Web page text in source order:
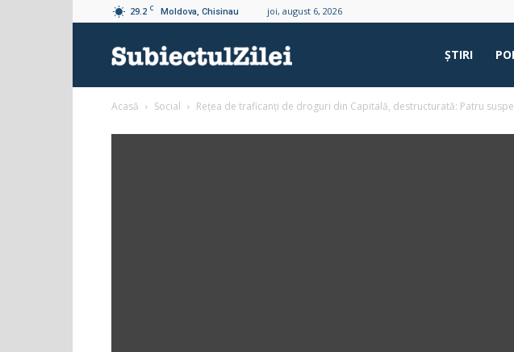
29.2 C Moldova, Chisinau joi, august 6, 2026
ŞTIRI
Acasă Social Rețea de traficanți de droguri din Capitală, destructurată: Patru